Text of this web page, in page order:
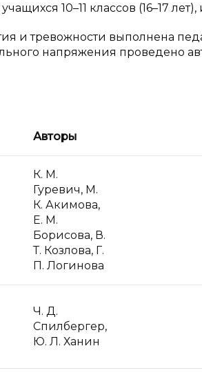
10–11 классов (16–17
и тревожности выполнена
напряжения проведено
Авторы
К. М.
Гуревич, М.
К. Акимова,
Е. М.
Борисова, В.
Т. Козлова, Г.
П. Логинова
Ч. Д.
Спилбергер,
Ю. Л. Ханин